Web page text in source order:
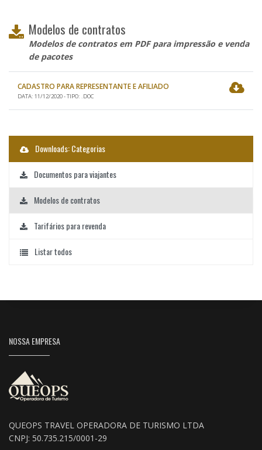
Modelos de contratos
Modelos de contratos em PDF para impressão e venda
de pacotes
CADASTRO PARA REPRESENTANTE E AFILIADO
DATA: 11/12/2020 - TIPO: .DOC
Downloads: Categorias
Documentos para viajantes
Modelos de contratos
Tarifários para revenda
Listar todos
NOSSA EMPRESA
QUEOPS TRAVEL OPERADORA DE TURISMO LTDA
CNPJ: 50.735.215/0001-29